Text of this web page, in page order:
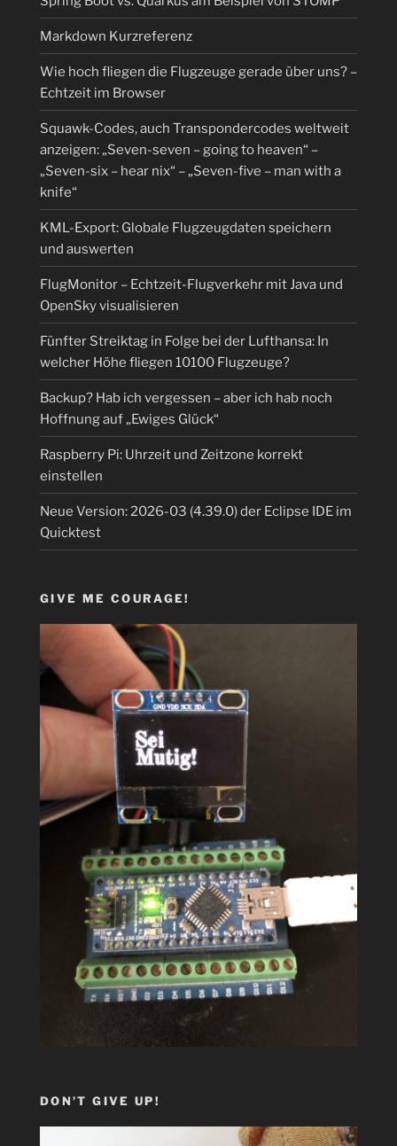
Markdown Kurzreferenz
Wie hoch fliegen die Flugzeuge gerade über uns? –
Echtzeit im Browser
Squawk-Codes, auch Transpondercodes weltweit
anzeigen: „Seven-seven – going to heaven“ –
„Seven-six – hear nix“ – „Seven-five – man with a
knife“
KML-Export: Globale Flugzeugdaten speichern
und auswerten
FlugMonitor – Echtzeit-Flugverkehr mit Java und
OpenSky visualisieren
Fünfter Streiktag in Folge bei der Lufthansa: In
welcher Höhe fliegen 10100 Flugzeuge?
Backup? Hab ich vergessen – aber ich hab noch
Hoffnung auf „Ewiges Glück“
Raspberry Pi: Uhrzeit und Zeitzone korrekt
einstellen
Neue Version: 2026-03 (4.39.0) der Eclipse IDE im
Quicktest
GIVE ME COURAGE!
DON’T GIVE UP!